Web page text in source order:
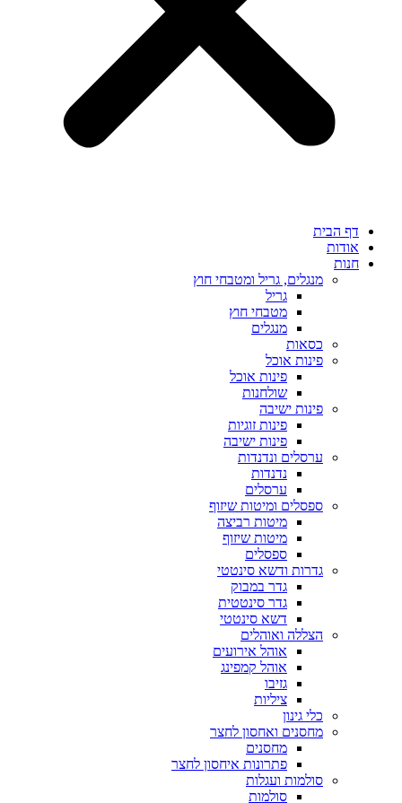
דף הבית
אודות
חנות
מנגלים, גריל ומטבחי חוץ
גריל
מטבחי חוץ
מנגלים
כסאות
פינות אוכל
פינות אוכל
שולחנות
פינות ישיבה
פינות זוגיות
פינות ישיבה
ערסלים ונדנדות
נדנדות
ערסלים
ספסלים ומיטות שיזוף
מיטות רביצה
מיטות שיזוף
ספסלים
גדרות ודשא סינטטי
גדר במבוק
גדר סינטטית
דשא סינטטי
הצללה ואוהלים
אוהל אירועים
אוהל קמפינג
גזיבו
ציליות
כלי גינון
מחסנים ואחסון לחצר
מחסנים
פתרונות איחסון לחצר
סולמות ועגלות
סולמות